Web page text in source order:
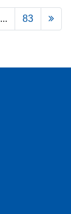
... 83